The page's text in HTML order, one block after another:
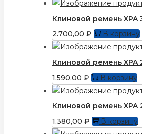
Клиновой ремень XPA
2.700,00 ₽ В корзину
Клиновой ремень XPA
1.590,00 ₽ В корзину
Клиновой ремень XPA
1.380,00 ₽ В корзину